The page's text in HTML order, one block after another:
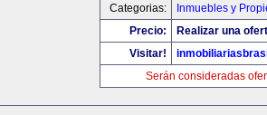
Categorias:
Inmuebles y
Precio:
Realizar una
Visitar!
Serán consideradas